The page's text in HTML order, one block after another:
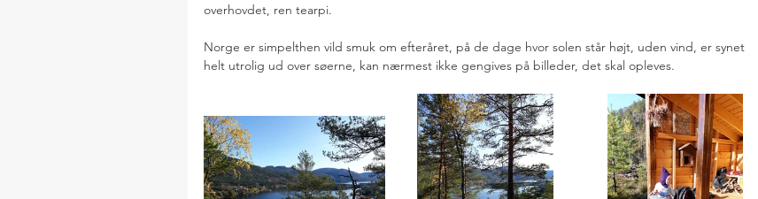
overhovdet, ren tearpi.
Norge er simpelthen vild smuk om efteråret, på de dage hvor solen står højt, uden vind, er synet
helt utrolig ud over søerne, kan nærmest ikke gengives på billeder, det skal opleves.